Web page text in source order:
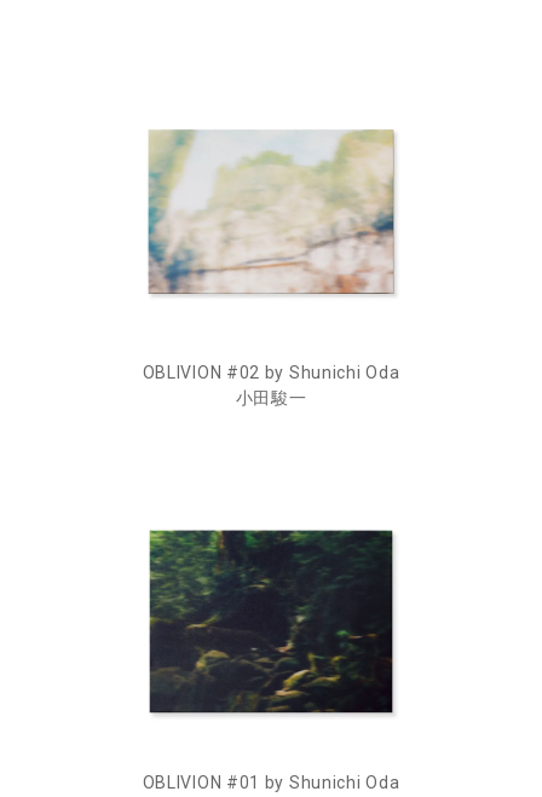
OBLIVION #02 by Shunichi Oda
小田駿一
OBLIVION #01 by Shunichi Oda